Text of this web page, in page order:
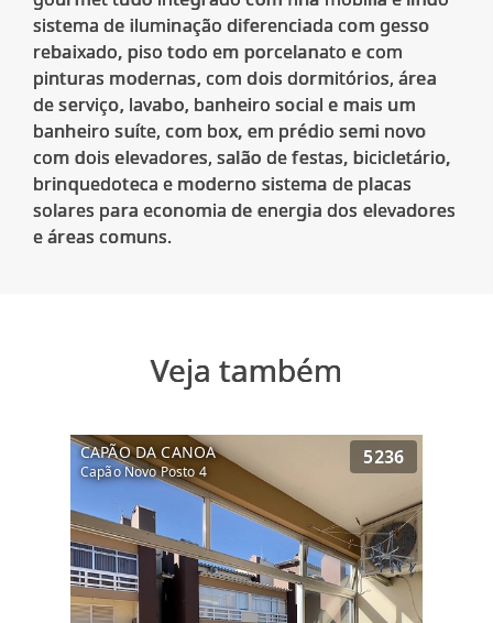
sistema de iluminação diferenciada com gesso
rebaixado, piso todo em porcelanato e com
pinturas modernas, com dois dormitórios, área
de serviço, lavabo, banheiro social e mais um
banheiro suíte, com box, em prédio semi novo
com dois elevadores, salão de festas, bicicletário,
brinquedoteca e moderno sistema de placas
solares para economia de energia dos elevadores
Veja também
CAPÃO DA CANOA
Capão Novo Posto 4
5236